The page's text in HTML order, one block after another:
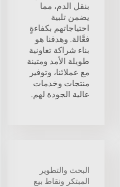
بنقل الدم، مما
يضمن تلبية
احتياجاتهم بكفاءةٍ
فعَّالة. وهدفنا هو
بناء شراكة تعاونية
طويلة الأمد ومتينة
مع عملائنا، وتوفير
منتجات وخدمات
عالية الجودة لهم.
البحث والتطوير
المبتكر ونقاط بيع